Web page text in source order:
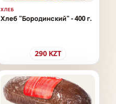
ХЛЕБ
Хлеб "Бородинский" - 400 г.
290 KZT